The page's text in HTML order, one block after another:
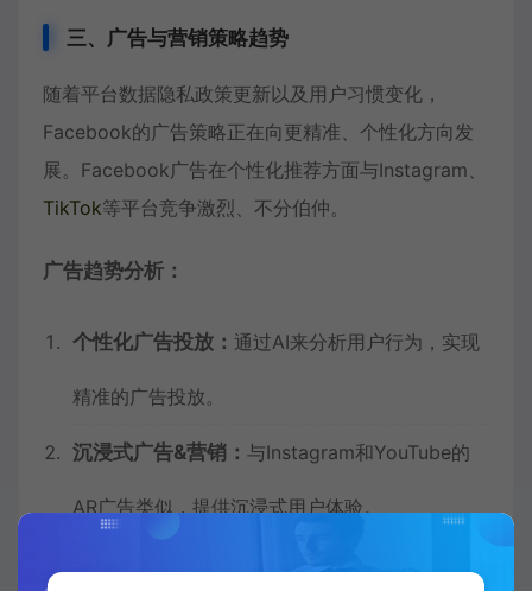
三、广告与营销策略趋势
随着平台数据隐私政策更新以及用户习惯变化，
Facebook的广告策略正在向更精准、个性化方向发
展。Facebook广告在个性化推荐方面与Instagram、
TikTok等平台竞争激烈、不分伯仲。
广告趋势分析：
个性化广告投放： 通过AI来分析用户行为，实现
精准的广告投放。
沉浸式广告&营销： 与Instagram和YouTube的
AR广告类似，提供沉浸式用户体验。